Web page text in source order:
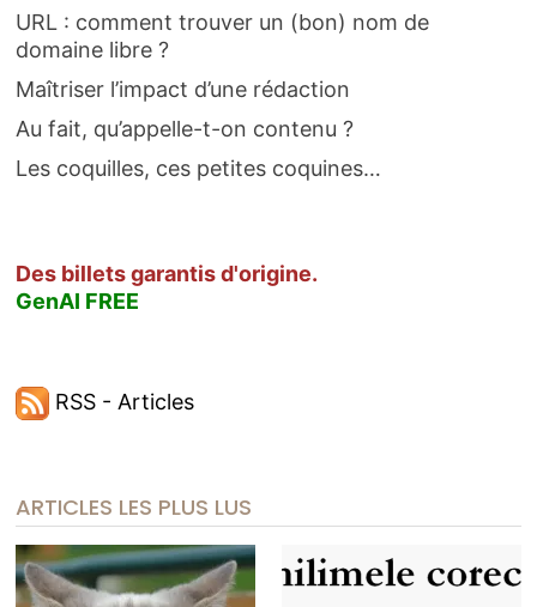
URL : comment trouver un (bon) nom de
domaine libre ?
Maîtriser l’impact d’une rédaction
Au fait, qu’appelle-t-on contenu ?
Les coquilles, ces petites coquines…
Des billets garantis d'origine.
GenAI FREE
RSS - Articles
ARTICLES LES PLUS LUS